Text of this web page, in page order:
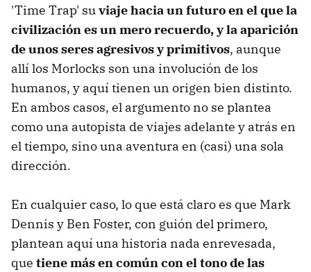
'Time Trap' suviaje hacia un futuro en el que la
civilización es un mero recuerdo, y la aparición
de unos seres agresivos y primitivos, aunque
allí los Morlocks son una involución de los
humanos, y aquí tienen un origen bien distinto.
En ambos casos, el argumento no se plantea
como una autopista de viajes adelante y atrás en
el tiempo, sino una aventura en (casi) una sola
dirección.
En cualquier caso, lo que está claro es que Mark
Dennis y Ben Foster, con guión del primero,
plantean aquí una historia nada enrevesada,
que tiene más en común con el tono de las